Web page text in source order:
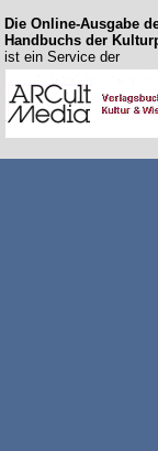
Die Online-Ausgabe
Handbuchs der
ist ein Service der